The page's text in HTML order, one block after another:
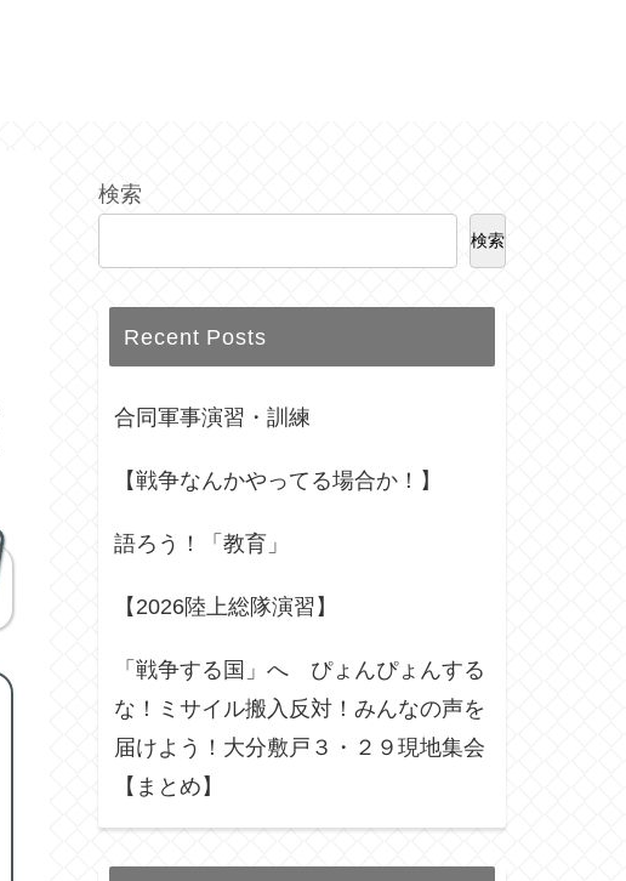
検索
検索
Recent Posts
合同軍事演習・訓練
【戦争なんかやってる場合か！】
語ろう！「教育」
【2026陸上総隊演習】
「戦争する国」へ ぴょんぴょんする
な！ミサイル搬入反対！みんなの声を
届けよう！大分敷戸３・２９現地集会
【まとめ】